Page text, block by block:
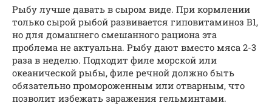
Рыбу лучше давать в сыром виде. При кормлении
только сырой рыбой развивается гиповитаминоз B1,
но для домашнего смешанного рациона эта
проблема не актуальна. Рыбу дают вместо мяса 2-3
раза в неделю. Подходит филе морской или
океанической рыбы, филе речной должно быть
обязательно промороженным или отварным, что
позволит избежать заражения гельминтами.